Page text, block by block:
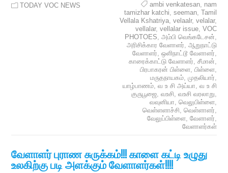
TODAY VOC NEWS ambi venkatesan, nam
tamizhar katchi, seeman, Tamil
Vellala Kshatriya, velaalr, velalar,
vellalar, vellalar issue, VOC
PHOTOES, அம்பி வெங்கடேசன்,
அரிசிக்கார வேளாளர், ஆறுநாட்டு
வேளாளர், ஒளிநாட்டூ வேளாளர்,
காரைக்காட்டு வேளாளர், சீமான்,
பிரபாகரன் பிள்ளை, பிள்ளை,
மருதநாயகம், முதலியார்,
யாழ்பாணம், வ உ சி அய்யா, வ உ சி
குருபூஜை, வஉசி, வஉசி வரலாறு,
வவுனியா, வெலுபிள்ளை,
வெள்ளளாச்சி, வெள்ளாளர்,
வேலுப்பிள்ளை, வேளாளர்,
வேளாளர்கள்
வேளாளர் புராண சுருக்கம்!!! காளை கட்டி உழுது
உலகிற்கு படி அளக்கும் வேளாளர்கள்!!!!